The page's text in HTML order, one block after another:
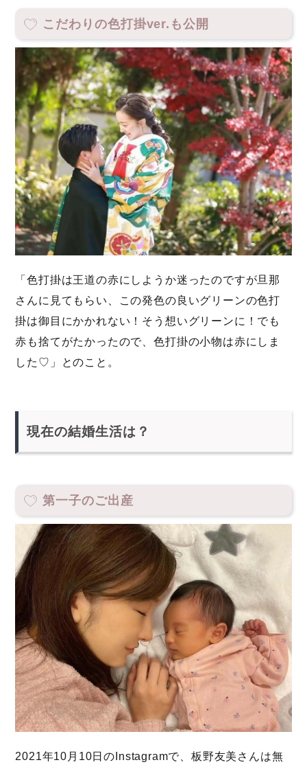
こだわりの色打掛ver.も公開
「色打掛は王道の赤にしようか迷ったのですが旦那
さんに見てもらい、この発色の良いグリーンの色打
掛は御目にかかれない！そう想いグリーンに！でも
赤も捨てがたかったので、色打掛の小物は赤にしま
した♡」とのこと。
現在の結婚生活は？
第一子のご出産
2021年10月10日のInstagramで、板野友美さんは無